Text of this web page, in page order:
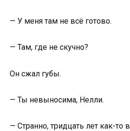
— У меня там не всё готово.
— Там, где не скучно?
Он сжал губы.
— Ты невыносима, Нелли.
— Странно, тридцать лет как-то